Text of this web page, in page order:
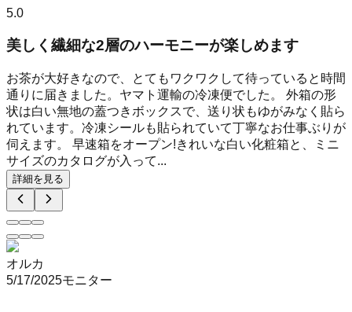
5.0
美しく繊細な2層のハーモニーが楽しめます
お茶が大好きなので、とてもワクワクして待っていると時間
通りに届きました。ヤマト運輸の冷凍便でした。 外箱の形
状は白い無地の蓋つきボックスで、送り状もゆがみなく貼ら
れています。冷凍シールも貼られていて丁寧なお仕事ぶりが
伺えます。 早速箱をオープン!きれいな白い化粧箱と、ミニ
サイズのカタログが入って...
詳細を見る
オルカ
5/17/2025モニター